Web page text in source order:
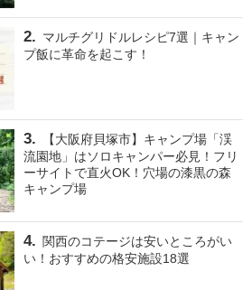
マルチグリドルレシピ7選｜キャン
プ飯に革命を起こす！
【大阪府貝塚市】キャンプ場「渓
流園地」はソロキャンパー必見！フリ
ーサイトで直火OK！穴場の漆黒の森
キャンプ場
関西のコテージは安いところがい
い！おすすめの格安施設18選